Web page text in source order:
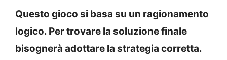
Questo gioco si basa su un ragionamento
logico. Per trovare la soluzione finale
bisognerà adottare la strategia corretta.